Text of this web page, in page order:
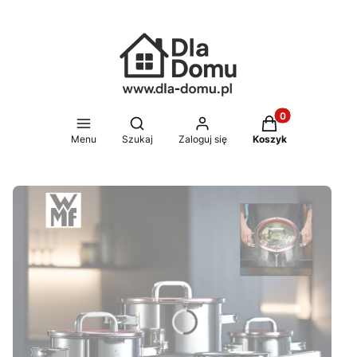
Menu
Otwórz wyszukiwarkę
Szukaj Zaloguj się
Produkty w
Koszyk